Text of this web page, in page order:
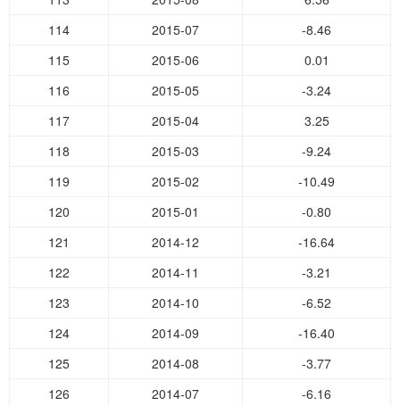
114
2015-07
-8.46
115
2015-06
0.01
116
2015-05
-3.24
117
2015-04
3.25
118
2015-03
-9.24
119
2015-02
-10.49
120
2015-01
-0.80
121
2014-12
-16.64
122
2014-11
-3.21
123
2014-10
-6.52
124
2014-09
-16.40
125
2014-08
-3.77
126
2014-07 -6.16